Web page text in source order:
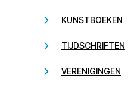
KUNSTBOEKEN
TIJDSCHRIFTEN
VERENIGINGEN